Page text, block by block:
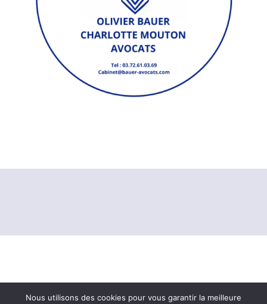
Nous utilisons des cookies pour vous garantir la meilleure